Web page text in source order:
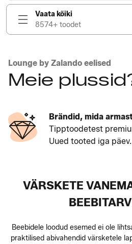
Vaata kõiki
8574+ toodet
Lounge by Zalando eelised
Meie
Brändid, mida
Tipptoodetest
Uued tooted iga päev.
VÄRSKETE
Beebidele loodud esemed ei ole
praktilised abivahendid värsketele